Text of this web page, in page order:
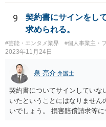
組」（令和元年９月２５日 公
o.jp/houdou/kouenkai/
ば、折衷的な提案として、「突
的には１０時〜１９時はでき
だ、他の仕事もありますので
し、B社常駐時であっても本件
す。」というものが考えられま
ば、ちょっと危険な会社だとい
9
契約書にサインをし
求められる。
#芸能・エンタメ業界 #個人事業主・
2023年11月24日
泉 亮介 弁護士
契約書についてサインしていな
いたということにはなりません
いでしょう。 損害賠償請求等